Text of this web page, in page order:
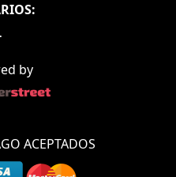
by
ACEPTADOS